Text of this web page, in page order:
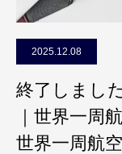
2025.12.08
終了しまし
｜世界一周
世界一周航